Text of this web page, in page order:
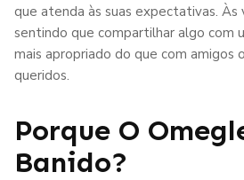
que atenda às suas expectativas.
sentindo que compartilhar algo com
mais apropriado do que com amigos
queridos.
Porque O
Banido?